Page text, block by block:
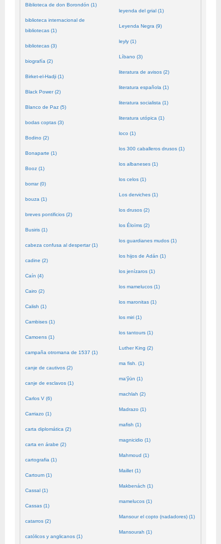
Biblioteca de don Borondón (1)
biblioteca internacional de
bibliotecas (1)
bibliotecas (3)
biografía (2)
Birket-el-Hadji (1)
Black Power (2)
Blanco de Paz (5)
bodas coptas (3)
Bodino (2)
Bonaparte (1)
Booz (1)
borrar (0)
bouza (1)
breves pontificios (2)
Busiris (1)
cabeza confusa al despertar (1)
cadine (2)
Caín (4)
Cairo (2)
Calish (1)
Cambises (1)
Camoens (1)
campaña otromana de 1537 (1)
canje de cautivos (2)
canje de esclavos (1)
Carlos V (6)
Carriazo (1)
carta diplomática (2)
carta en árabe (2)
cartografia (1)
Cartoum (1)
Cassal (1)
Cassas (1)
catarros (2)
católicos y anglicanos (1)
leyenda del grial (1)
Leyenda Negra (9)
leyly (1)
Líbano (3)
literatura de avisos (2)
literatura española (1)
literatura socialista (1)
literatura utópica (1)
loco (1)
los 300 caballeros drusos (1)
los albaneses (1)
los celos (1)
Los derviches (1)
los drusos (2)
los Éloïms (2)
los guardianes mudos (1)
los hijos de Adán (1)
los jenízaros (1)
los mamelucos (1)
los maronitas (1)
los miri (1)
los tantours (1)
Luther King (2)
ma fish. (1)
ma’ŷūn (1)
machlah (2)
Madrazo (1)
mafish (1)
magnicidio (1)
Mahmoud (1)
Maillet (1)
Makbenách (1)
mamelucos (1)
Mansour el copto (nadadores) (1)
Mansourah (1)